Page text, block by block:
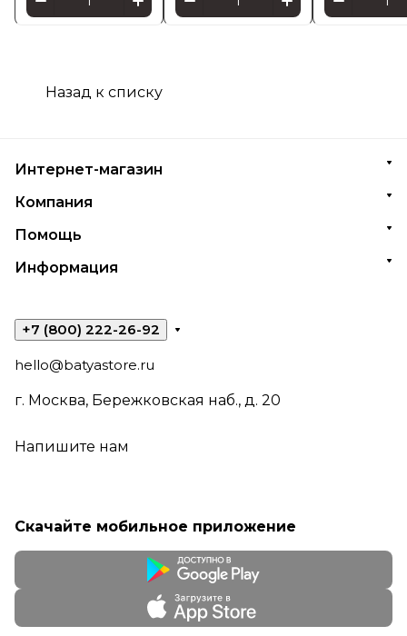
Назад к списку
Интернет-магазин
Компания
Помощь
Информация
+7 (800) 222-26-92
hello@batyastore.ru
г. Москва, Бережковская наб., д. 20
Напишите нам
Скачайте мобильное приложение